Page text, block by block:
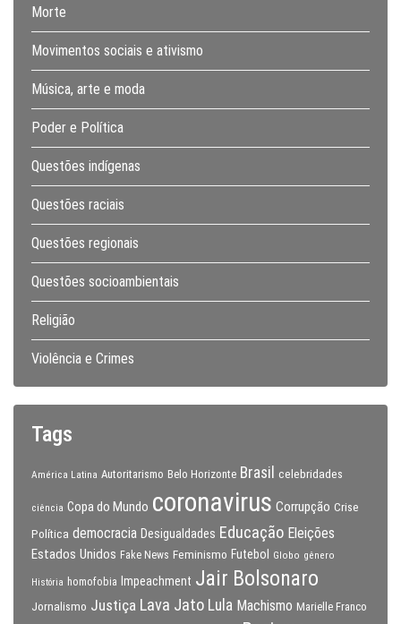
Morte
Movimentos sociais e ativismo
Música, arte e moda
Poder e Política
Questões indígenas
Questões raciais
Questões regionais
Questões socioambientais
Religião
Violência e Crimes
Tags
América Latina Autoritarismo Belo Horizonte Brasil celebridades
ciência Copa do Mundo coronavirus Corrupção Crise
Política democracia Desigualdades Educação Eleições
Estados Unidos Fake News Feminismo Futebol Globo gênero
História homofobia Impeachment Jair Bolsonaro
Jornalismo Justiça Lava Jato Lula Machismo Marielle Franco